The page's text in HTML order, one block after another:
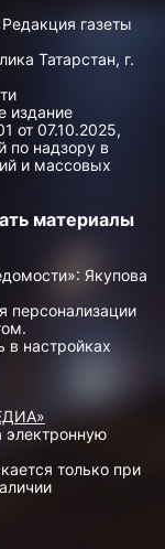
газеты
Татарстан, г.
издание
от 07.10.2025,
по надзору в
и массовых
материалы
Якупова
персонализации
в настройках
только при